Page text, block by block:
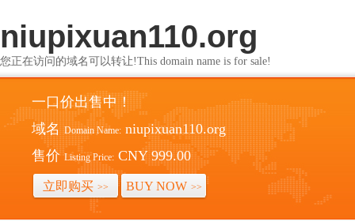
niupixuan110.org
您正在访问的域名可以转让!This domain name is for sale!
一口价出售中！
域名 Domain Name: niupixuan110.org
售价 Listing Price: CNY 999.00
立即购买 >> BUY NOW >>